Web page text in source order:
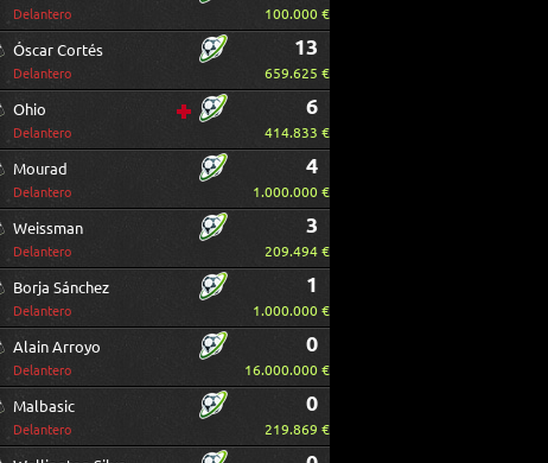
Delantero 100.000 €
Óscar Cortés
Delantero
13
659.625 €
Ohio
Delantero
6
414.833 €
Mourad
Delantero
4
1.000.000 €
Weissman
Delantero
3
209.494 €
Borja Sánchez
Delantero
1
1.000.000 €
Alain Arroyo
Delantero
0
16.000.000 €
Malbasic
Delantero
0
219.869 €